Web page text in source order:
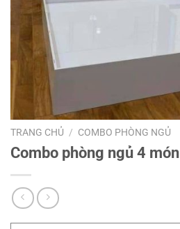
TRANG CHỦ / COMBO PHÒNG NGỦ
Combo phòng ngủ 4 món